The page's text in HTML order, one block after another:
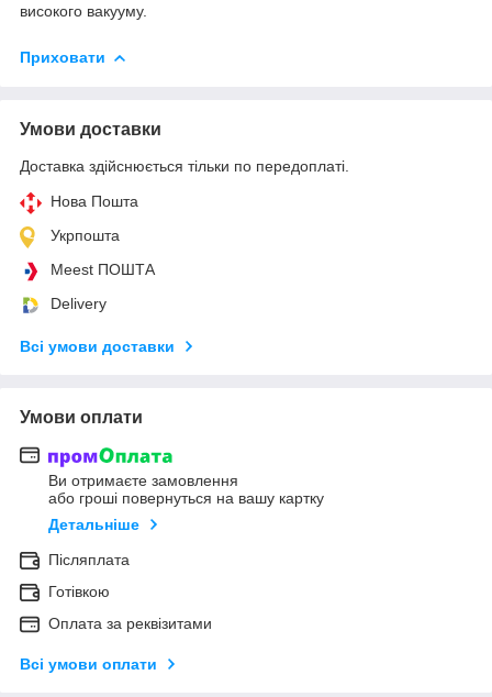
високого вакууму.
Приховати
Умови доставки
Доставка здійснюється тільки по передоплаті.
Нова Пошта
Укрпошта
Meest ПОШТА
Delivery
Всі умови доставки
Умови оплати
Ви отримаєте замовлення
або гроші повернуться на вашу картку
Детальніше
Післяплата
Готівкою
Оплата за реквізитами
Всі умови оплати